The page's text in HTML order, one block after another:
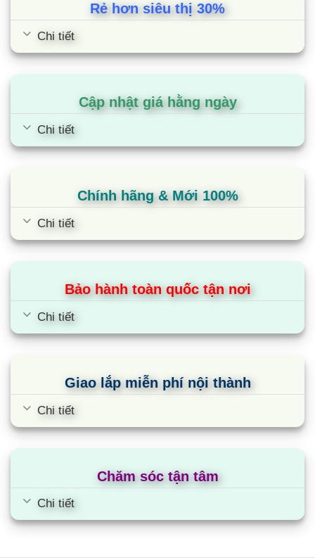
Rẻ hơn siêu thị 30%
Chi tiết
Cập nhật giá hằng ngày
Chi tiết
Chính hãng & Mới 100%
Chi tiết
Bảo hành toàn quốc tận nơi
Chi tiết
Giao lắp miễn phí nội thành
Chi tiết
Chăm sóc tận tâm
Chi tiết